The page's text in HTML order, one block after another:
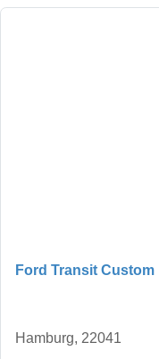
Ford Transit Custom
Hamburg, 22041